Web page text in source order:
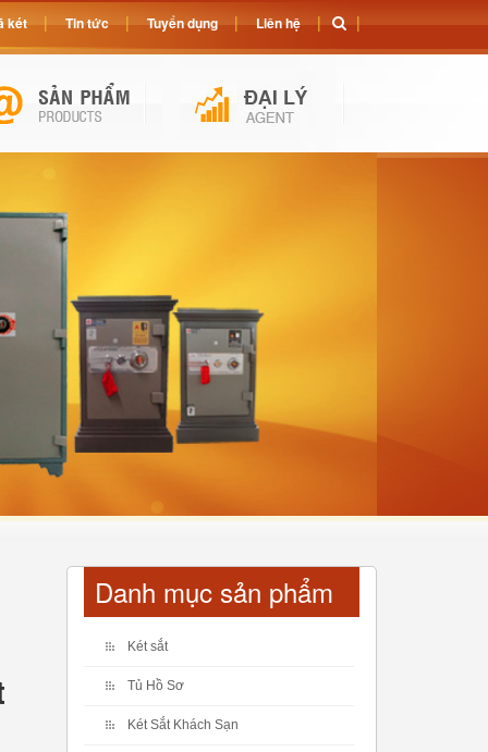
Danh mục sản phẩm
Két sắt
Tủ Hồ Sơ
Két Sắt Khách Sạn
két Tin tức Tuyển dụng Liên hệ